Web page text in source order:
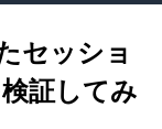
セッショ
証してみ